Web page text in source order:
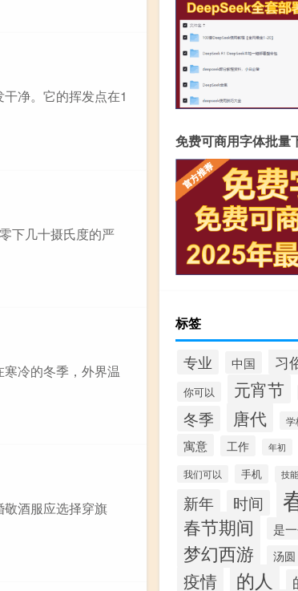
净。它的挥发点在1
下几十摄氏度的严
冷的冬季，外界温
酒服应选择穿旗
免费可商用字体批量
标签
专业 中国 习
你可以 元宵节
冬季 唐代 学
寓意 工作 年初
我们可以 手机 技能
新年 时间
春节期间 是
梦幻西游 汤圆
疫情 的人